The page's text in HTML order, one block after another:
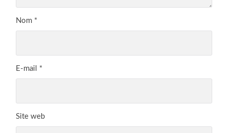
Nom *
E-mail *
Site web